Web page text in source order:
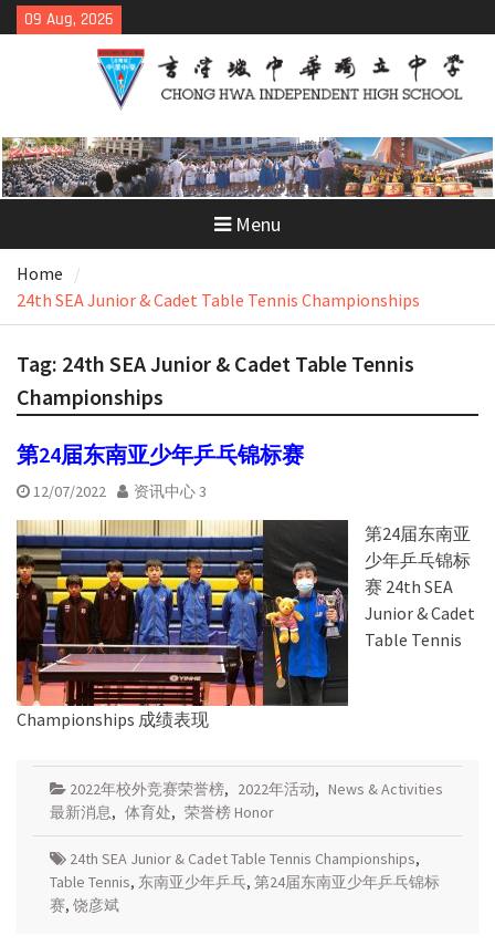
Skip
to
09 Aug, 2026
Menu
Home
24th SEA Junior & Cadet Table Tennis Championships
Tag: 24th SEA Junior & Cadet Table Tennis
Championships
第24届东南亚少年乒乓锦标赛
12/07/2022 资讯中心 3
第24届东南亚
少年乒乓锦标
赛 24th SEA
Junior & Cadet
Table Tennis
Championships 成绩表现
2022年校外竞赛荣誉榜, 2022年活动, News & Activities
最新消息, 体育处, 荣誉榜 Honor
24th SEA Junior & Cadet Table Tennis Championships,
Table Tennis, 东南亚少年乒乓, 第24届东南亚少年乒乓锦标
赛, 饶彦斌